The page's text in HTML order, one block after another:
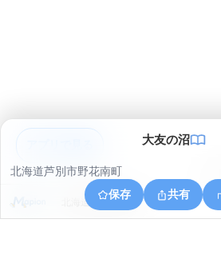
大友の沼
北海道芦別市野花南町
保存
共有
北海道芦別市幌内